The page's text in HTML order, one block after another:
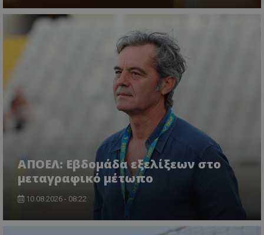
ΑΠΟΕΛ: Εβδομάδα εξελίξεων στο
μεταγραφικό μέτωπο
10.08.2026 - 08:22